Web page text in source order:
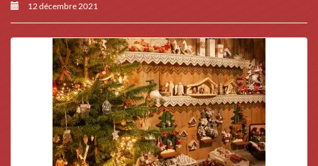
12 décembre 2021